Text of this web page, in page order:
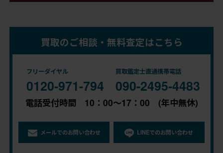
買取のご相談・無料査定はこちら
フリーダイヤル
0120-971-794
買取鑑定士直通携帯電話
090-2495-4483
電話受付時間 10：00～17：00 (年中無休)
メールでのお問い合わせ LINEでのお問い合わせ